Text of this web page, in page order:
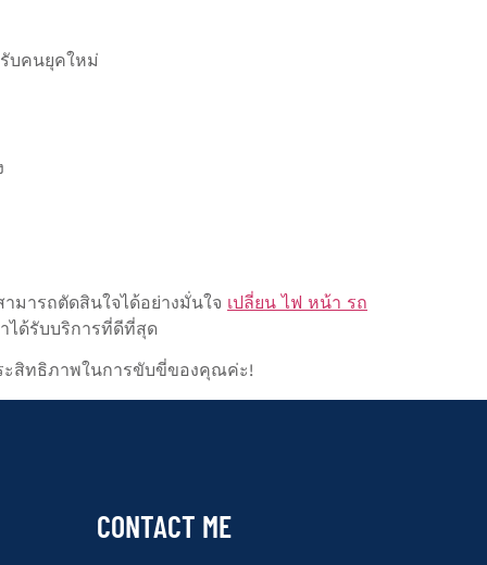
บคนยุคใหม่
มารถตัดสินใจได้อย่างมั่นใจ เปลี่ยน ไฟ หน้า รถ
ได้รับบริการที่ดีที่สุด
ะสิทธิภาพในการขับขี่ของคุณค่ะ!
CONTACT ME